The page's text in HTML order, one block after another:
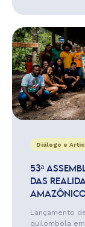
Diálogo e
53ª
DAS
Lançamento
quilombola